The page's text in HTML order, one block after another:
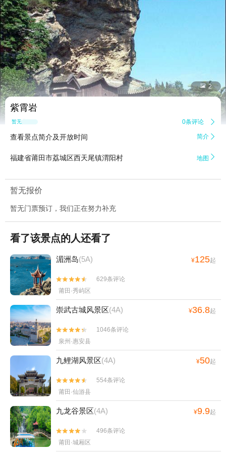
 2
紫霄岩
暂无点评 0条评论 
查看景点简介及开放时间 简介 
福建省莆田市荔城区西天尾镇渭阳村 地图 
暂无报价
暂无门票预订，我们正在努力补充
看了该景点的人还看了
湄洲岛(5A) ¥125起


629条评论
莆田·秀屿区
崇武古城风景区(4A) ¥36.8起


1046条评论
泉州·惠安县
九鲤湖风景区(4A) ¥50起


554条评论
莆田·仙游县
九龙谷景区(4A) ¥9.9起


496条评论
莆田·城厢区
